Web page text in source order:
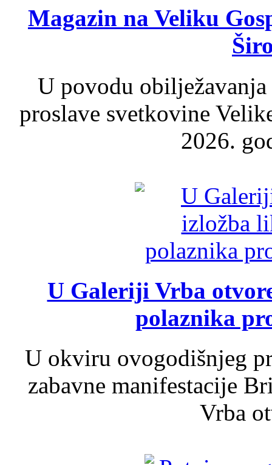
Magazin na Veliku
U povodu
proslave svetkovine
2026.
U Galeriji Vrba
polaznika
U okviru ovogodišnjeg
zabavne manifestacije
Vrba